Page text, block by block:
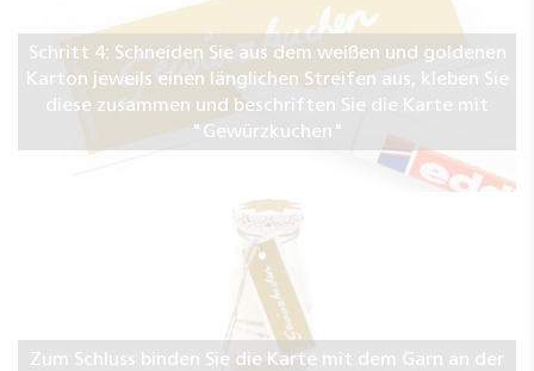
Schritt 4: Schneiden Sie aus dem weißen und goldenen
Karton jeweils einen länglichen Streifen aus, kleben Sie
diese zusammen und beschriften Sie die Karte mit
"Gewürzkuchen"
Zum Schluss binden Sie die Karte mit dem Garn an der